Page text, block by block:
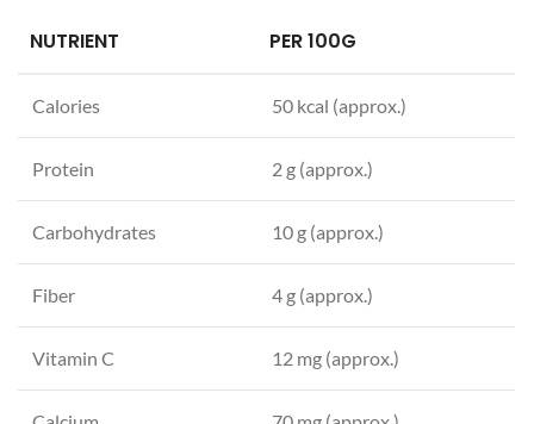
NUTRIENT PER 100G
Calories 50 kcal (approx.)
Protein 2 g (approx.)
Carbohydrates 10 g (approx.)
Fiber 4 g (approx.)
Vitamin C 12 mg (approx.)